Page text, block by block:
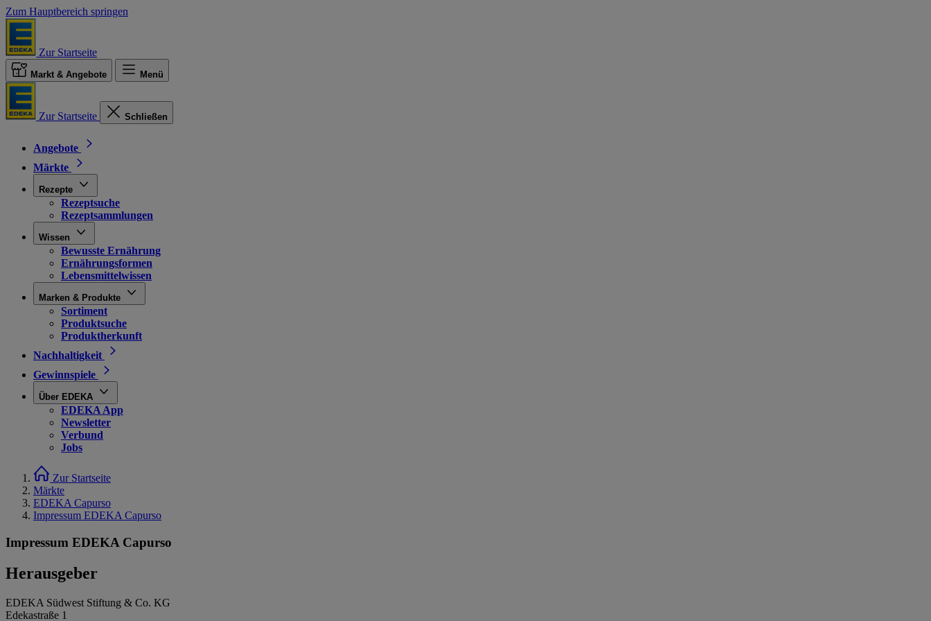
Zum Hauptbereich springen
Zur Startseite
Markt & Angebote Menü
Zur Startseite Schließen
Angebote
Märkte
Rezepte
Rezeptsuche
Rezeptsammlungen
Wissen
Bewusste Ernährung
Ernährungsformen
Lebensmittelwissen
Marken & Produkte
Sortiment
Produktsuche
Produktherkunft
Nachhaltigkeit
Gewinnspiele
Über EDEKA
EDEKA App
Newsletter
Verbund
Jobs
Zur Startseite
Märkte
EDEKA Capurso
Impressum EDEKA Capurso
Impressum EDEKA Capurso
Herausgeber
EDEKA Südwest Stiftung & Co. KG
Edekastraße 1